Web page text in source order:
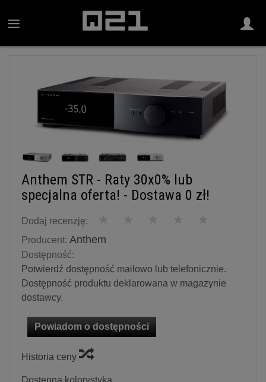
Anthem STR - Raty 30x0% lub
specjalna oferta! - Dostawa 0 zł!
Dodaj recenzję:
Producent: Anthem
Dostępność:
Potwierdź dostępność mailowo lub telefonicznie.
Dostępność produktu deklarowana w magazynie
dostawcy.
Powiadom o dostępności
Historia ceny
Dostępna kolorystyka